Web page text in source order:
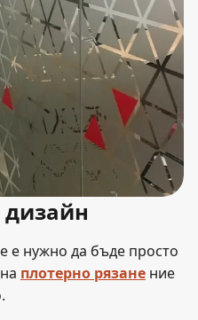
е нужно да бъде просто
плотерно рязане ние